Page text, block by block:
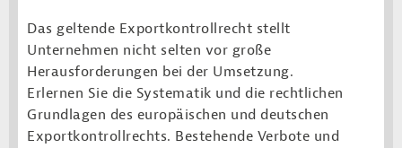
Das geltende Exportkontrollrecht stellt
Unternehmen nicht selten vor große
Herausforderungen bei der Umsetzung.
Erlernen Sie die Systematik und die rechtlichen
Grundlagen des europäischen und deutschen
Exportkontrollrechts. Bestehende Verbote und